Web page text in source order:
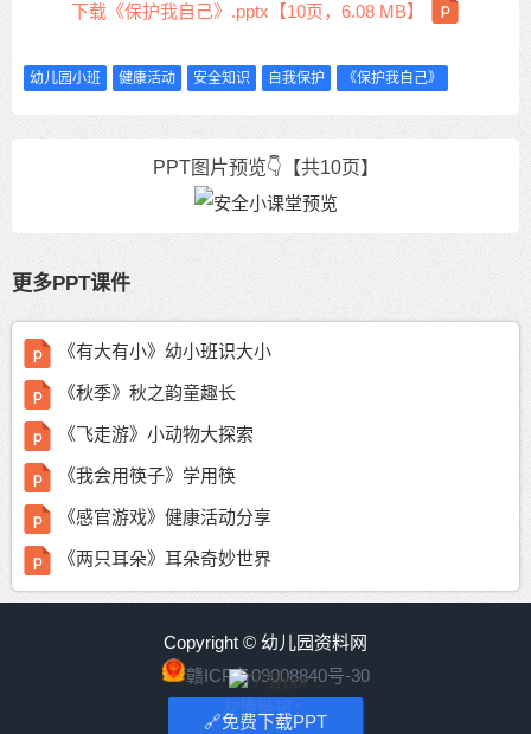
下载《保护我自己》.pptx【10页，6.08 MB】
幼儿园小班 健康活动 安全知识 自我保护 《保护我自己》
PPT图片预览👇【共10页】
更多PPT课件
《有大有小》幼小班识大小
《秋季》秋之韵童趣长
《飞走游》小动物大探索
《我会用筷子》学用筷
《感官游戏》健康活动分享
《两只耳朵》耳朵奇妙世界
🔗免费下载PPT
Copyright © 幼儿园资料网
赣ICP备09008840号-30